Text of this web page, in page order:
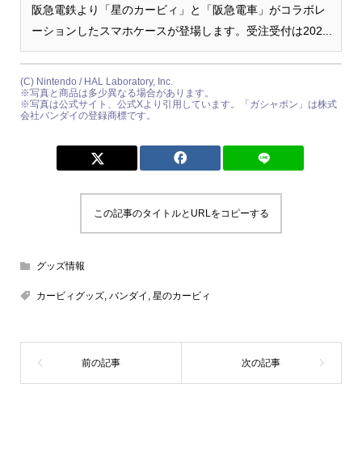
阪急電鉄より「星のカービィ」と「阪急電車」がコラボレ
ーションしたスマホケースが登場します。受注受付は202...
(C) Nintendo / HAL Laboratory, Inc.
※写真と商品は多少異なる場合があります。
※写真は公式サイト、公式Xより引用しています。「ガシャポン」は株式
会社バンダイの登録商標です。
この記事のタイトルとURLをコピーする
グッズ情報
カービィグッズ, バンダイ , 星のカービィ